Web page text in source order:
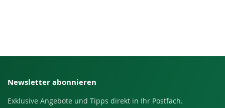
Newsletter abonnieren
Exklusive Angebote und Tipps direkt in Ihr Postfach.